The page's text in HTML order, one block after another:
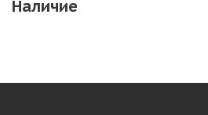
Наличие